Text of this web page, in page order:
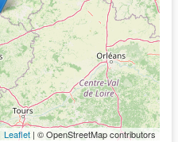
Leaflet | © OpenStreetMap contributors